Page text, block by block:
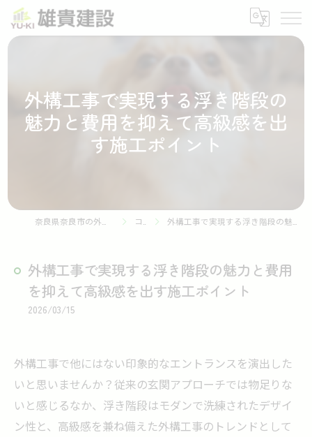
外構工事で実現する浮き階段の
魅力と費用を抑えて高級感を出
す施工ポイント
コラム 外構工事で実現する浮き階段の魅力と費用を抑えて高級感を出す施工ポイント
外構工事で実現する浮き階段の魅力と費用
を抑えて高級感を出す施工ポイント
2026/03/15
外構工事で他にはない印象的なエントランスを演出した
いと思いませんか？従来の玄関アプローチでは物足りな
いと感じるなか、浮き階段はモダンで洗練されたデザイ
ン性と、高級感を兼ね備えた外構工事のトレンドとして